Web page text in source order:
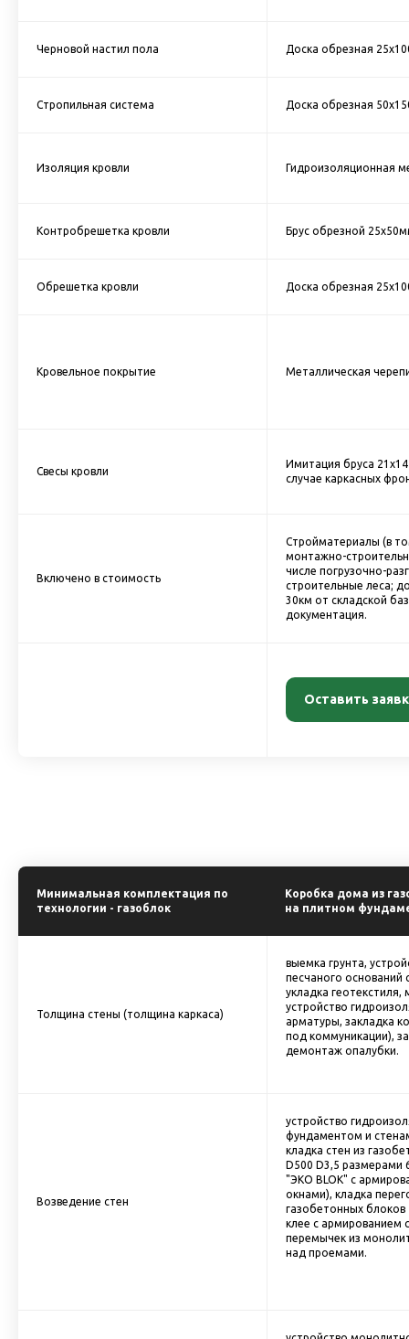
Черновой настил пола Доска обрезная
Стропильная система Доска обрезная
Изоляция кровли Гидроизоляционная
Контробрешетка кровли Брус обрезной
Обрешетка кровли Доска обрезная
Кровельное покрытие Металлическая
Свесы кровли
Имитация бруса
случае каркасных
Включено в стоимость
Стройматериалы (в
монтажно-
числе погрузочно-
строительные леса;
30км от складской
документация.
Оставить
Минимальная комплектация по
технологии - газоблок
Коробка дома из
на плитном
Толщина стены (толщина каркаса)
выемка грунта,
песчаного оснований
укладка
устройство
арматуры, закладка
под коммуникации),
демонтаж опалубки.
Возведение стен
устройство
фундаментом и
кладка стен из
D500 D3,5 размерами
"ЭКО BLOK" с
окнами), кладка
газобетонных
клее с армированием
перемычек из
над проемами.